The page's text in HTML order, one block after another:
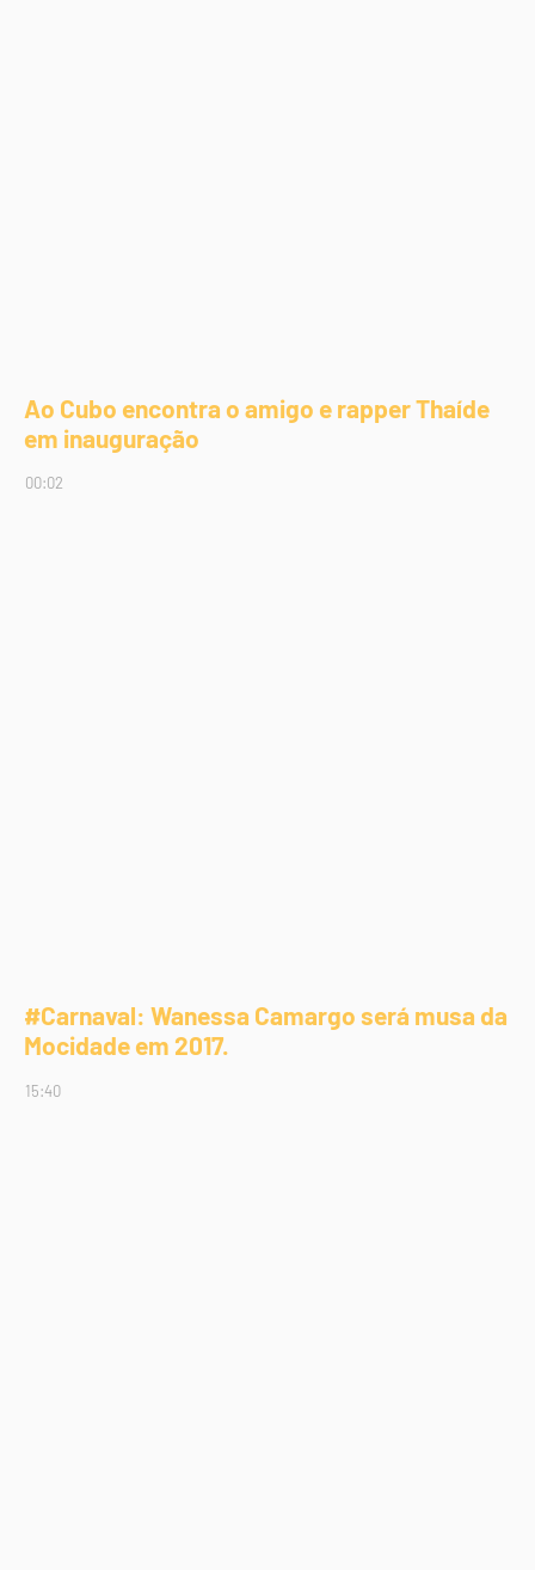
Ao Cubo encontra o amigo e rapper Thaíde
em inauguração
00:02
#Carnaval: Wanessa Camargo será musa da
Mocidade em 2017.
15:40